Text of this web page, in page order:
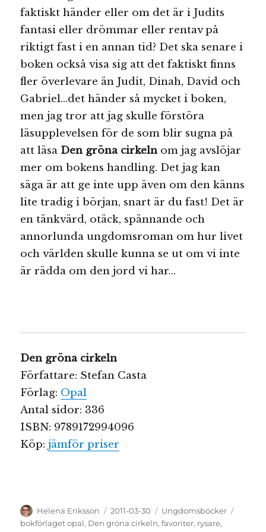
faktiskt händer eller om det är i Judits
fantasi eller drömmar eller rentav på
riktigt fast i en annan tid? Det ska senare i
boken också visa sig att det faktiskt finns
fler överlevare än Judit, Dinah, David och
Gabriel…det händer så mycket i boken,
men jag tror att jag skulle förstöra
läsupplevelsen för de som blir sugna på
att läsa Den gröna cirkeln om jag avslöjar
mer om bokens handling. Det jag kan
säga är att ge inte upp även om den känns
lite tradig i början, snart är du fast! Det är
en tänkvärd, otäck, spännande och
annorlunda ungdomsroman om hur livet
och världen skulle kunna se ut om vi inte
är rädda om den jord vi har…
Den gröna cirkeln
Författare: Stefan Casta
Förlag: Opal
Antal sidor: 336
ISBN: 9789172994096
Köp:jämför priser
Författare
Helena Eriksson
Publicerat
den
2011-03-30 Kategorier
Ungdomsböcker
bokförlaget opal, Den gröna cirkeln,favoriter, rysare,